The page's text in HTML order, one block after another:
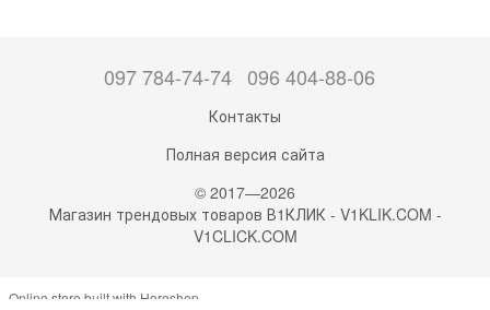
097 784-74-74 096 404-88-06
Контакты
Полная версия сайта
© 2017—2026
Магазин трендовых товаров В1КЛИК - V1KLIK.COM -
V1CLICK.COM
Online store built with Horoshop